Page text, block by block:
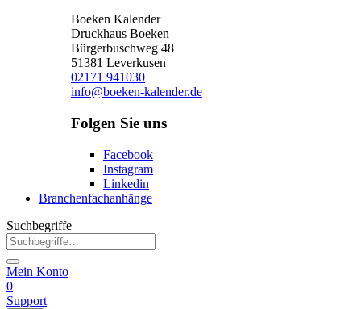
Boeken Kalender
Druckhaus Boeken
Bürgerbuschweg 48
51381 Leverkusen
02171 941030
info@boeken-kalender.de
Folgen Sie uns
Facebook
Instagram
Linkedin
Branchenfachanhänge
Suchbegriffe
Mein Konto
0
Support